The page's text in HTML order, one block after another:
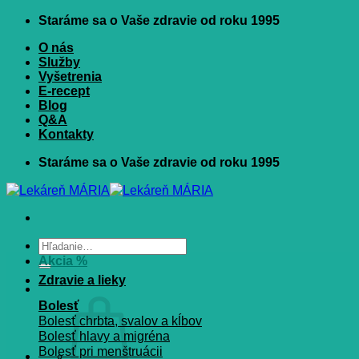
Skip
content
Staráme sa o Vaše zdravie od roku 1995
O nás
Služby
Vyšetrenia
E-recept
Blog
Q&A
Kontakty
Staráme sa o Vaše zdravie od roku 1995
Hľadať:
Akcia %
Zdravie a lieky
Bolesť
Bolesť chrbta, svalov a kĺbov
Bolesť hlavy a migréna
Bolesť pri menštruácii